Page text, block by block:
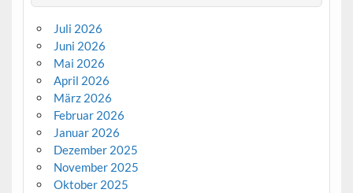
Juli 2026
Juni 2026
Mai 2026
April 2026
März 2026
Februar 2026
Januar 2026
Dezember 2025
November 2025
Oktober 2025